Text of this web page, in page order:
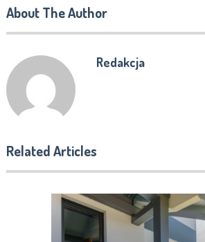
About The Author
Redakcja
Related Articles